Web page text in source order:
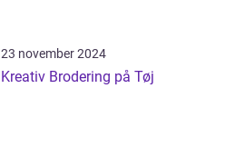
23 november 2024
Kreativ Brodering på Tøj